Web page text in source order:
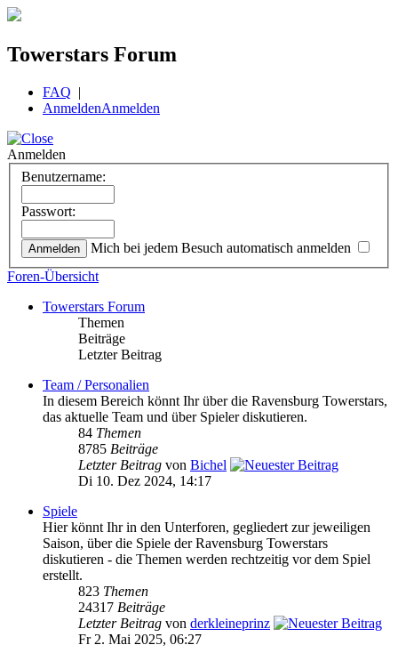
Towerstars Forum
FAQ |
AnmeldenAnmelden
Anmelden
Benutzername:
Passwort:
Mich bei jedem Besuch automatisch anmelden
Foren-Übersicht
Towerstars Forum
Themen
Beiträge
Letzter Beitrag
Team / Personalien
In diesem Bereich könnt Ihr über die Ravensburg Towerstars,
das aktuelle Team und über Spieler diskutieren.
84 Themen
8785 Beiträge
Letzter Beitrag von Bichel
Di 10. Dez 2024, 14:17
Spiele
Hier könnt Ihr in den Unterforen, gegliedert zur jeweiligen
Saison, über die Spiele der Ravensburg Towerstars
diskutieren - die Themen werden rechtzeitig vor dem Spiel
erstellt.
823 Themen
24317 Beiträge
Letzter Beitrag von derkleineprinz
Fr 2. Mai 2025, 06:27